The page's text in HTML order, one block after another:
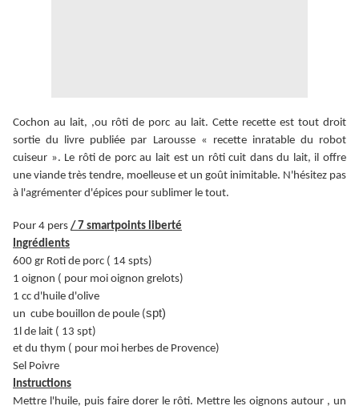
Cochon au lait, ,ou rôti de porc au lait. Cette recette est tout droit
sortie du livre publiée par Larousse « recette inratable du robot
cuiseur ». Le rôti de porc au lait est un rôti cuit dans du lait, il offre
une viande très tendre, moelleuse et un goût inimitable. N'hésitez pas
à l'agrémenter d'épices pour sublimer le tout.
Pour 4 pers / 7 smartpoints liberté
Ingrédients
600 gr Roti de porc ( 14 spts)
1 oignon ( pour moi oignon grelots)
1 cc d'huile d'olive
un cube bouillon de poule (spt)
1l de lait ( 13 spt)
et du thym ( pour moi herbes de Provence)
Sel Poivre
Instructions
Mettre l'huile, puis faire dorer le rôti. Mettre les oignons autour , un